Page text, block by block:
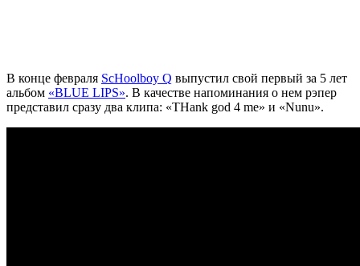
В конце февраля ScHoolboy Q выпустил свой первый за 5 лет
альбом «BLUE LIPS». В качестве напоминания о нем рэпер
представил сразу два клипа: «THank god 4 me» и «Nunu».